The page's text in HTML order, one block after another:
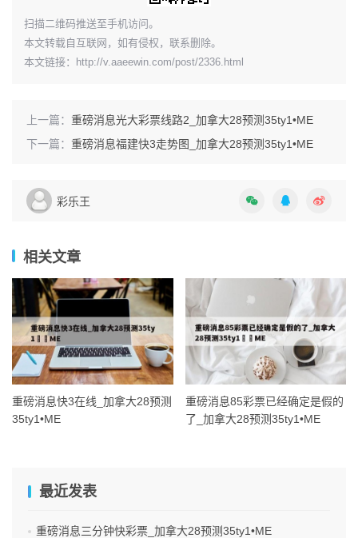
​扫描二维码推送至手机访问。
本文转载自互联网，如有侵权，联系删除。
本文链接： http://v.aaeewin.com/post/2336.html
上一篇： 重磅消息光大彩票线路2_加拿大28预测35ty1 •ME
下一篇： 重磅消息福建快3走势图_加拿大28预测35ty1 •ME
彩乐王
相关文章
重磅消息快3在线_加拿大28预测
35ty1 •ME
重磅消息85彩票已经确定是假的
了_加拿大28预测35ty1 •ME
最近发表
重磅消息三分钟快彩票_加拿大28预测35ty1 •ME